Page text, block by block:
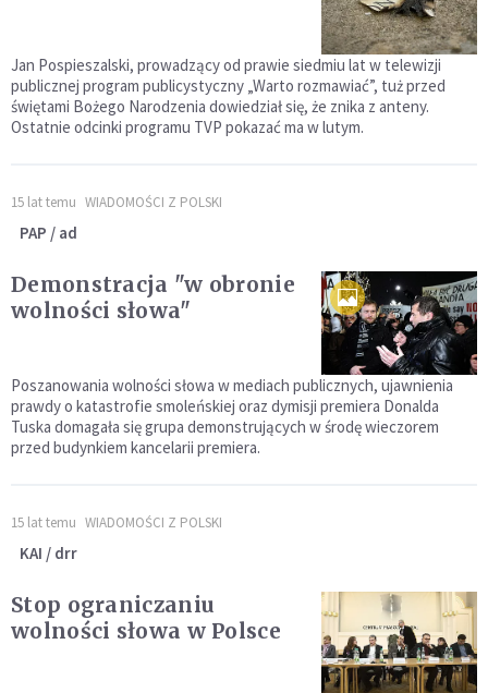
Jan Pospieszalski, prowadzący od prawie siedmiu lat w telewizji
publicznej program publicystyczny „Warto rozmawiać”, tuż przed
świętami Bożego Narodzenia dowiedział się, że znika z anteny.
Ostatnie odcinki programu TVP pokazać ma w lutym.
15 lat temu WIADOMOŚCI Z POLSKI
PAP / ad
Demonstracja "w obronie
wolności słowa"
Poszanowania wolności słowa w mediach publicznych, ujawnienia
prawdy o katastrofie smoleńskiej oraz dymisji premiera Donalda
Tuska domagała się grupa demonstrujących w środę wieczorem
przed budynkiem kancelarii premiera.
15 lat temu WIADOMOŚCI Z POLSKI
KAI / drr
Stop ograniczaniu
wolności słowa w Polsce